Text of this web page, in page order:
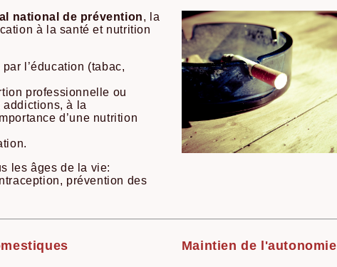
national de prévention, la
à la santé et nutrition
l’éducation (tabac,
professionnelle ou
à la
d’une nutrition
les âges de la vie:
prévention des
Maintien de l'autonomie